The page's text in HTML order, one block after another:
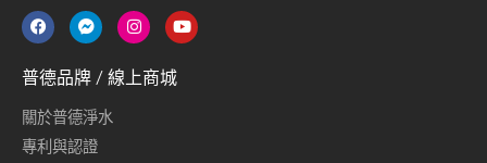
普德品牌 / 線上商城
關於普德淨水
專利與認證